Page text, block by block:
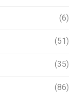
(6)
(51)
(35)
(86)